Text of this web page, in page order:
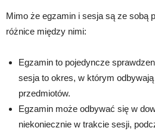
Mimo że egzamin i sesja są ze sobą
różnice między nimi:
Egzamin to pojedyncze
sesja to okres, w którym
przedmiotów.
Egzamin może odbywać się w
niekoniecznie w trakcie sesji,